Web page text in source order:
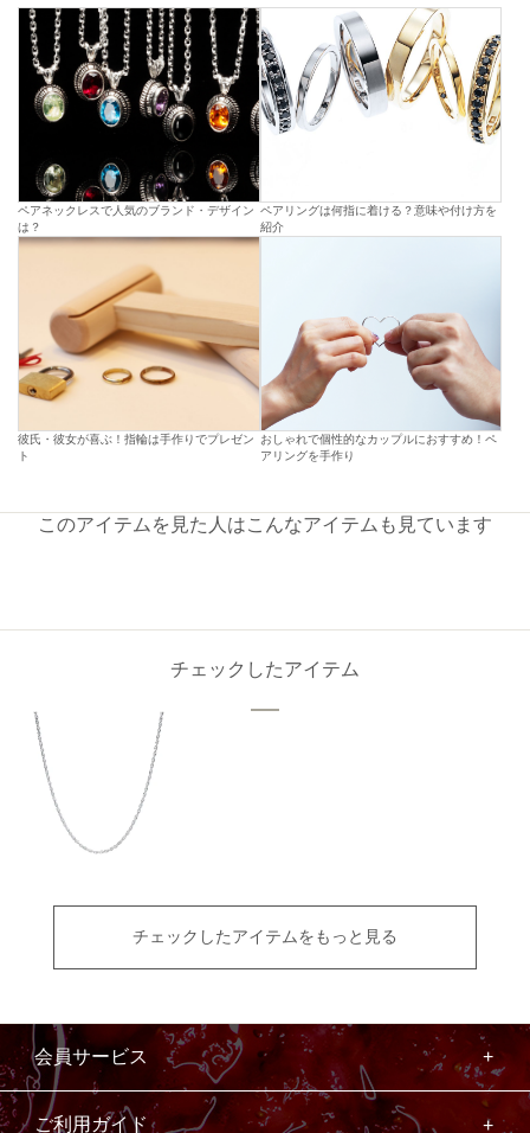
ペアネックレスで人気のブランド・デザイン
は？
ペアリングは何指に着ける？意味や付け方を
紹介
彼氏・彼女が喜ぶ！指輪は手作りでプレゼン
ト
おしゃれで個性的なカップルにおすすめ！ペ
アリングを手作り
このアイテムを見た人はこんなアイテムも見ています
チェックしたアイテム
チェックしたアイテムをもっと見る
会員サービス
ご利用ガイド